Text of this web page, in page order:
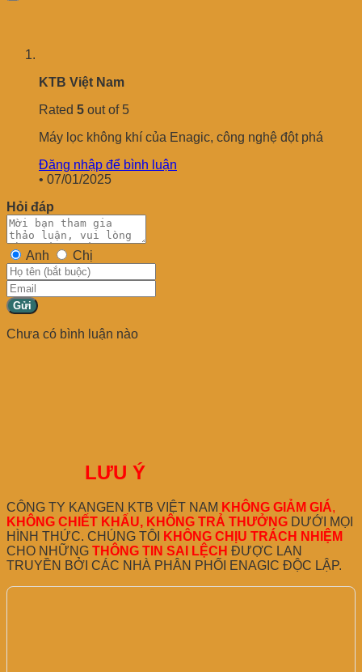
KTB Việt Nam
Rated 5 out of 5
Máy lọc không khí của Enagic, công nghệ đột phá
Đăng nhập để bình luận
• 07/01/2025
Hỏi đáp
Anh Chị
Gửi
Chưa có bình luận nào
LƯU Ý
CÔNG TY KANGEN KTB VIỆT NAM KHÔNG GIẢM GIÁ,
KHÔNG CHIẾT KHẤU, KHÔNG TRẢ THƯỞNG DƯỚI MỌI
HÌNH THỨC. CHÚNG TÔI
KHÔNG CHỊU TRÁCH NHIỆM
CHO NHỮNG THÔNG TIN SAI LỆCH ĐƯỢC LAN
TRUYỀN BỞI CÁC NHÀ PHÂN PHỐI ENAGIC ĐỘC LẬP.